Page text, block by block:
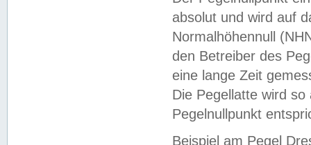
absolut und wird auf
Normalhöhennull
den Betreiber des
eine lange Zeit
Die Pegellatte wird
Pegelnullpunkt
Beispiel am Pegel